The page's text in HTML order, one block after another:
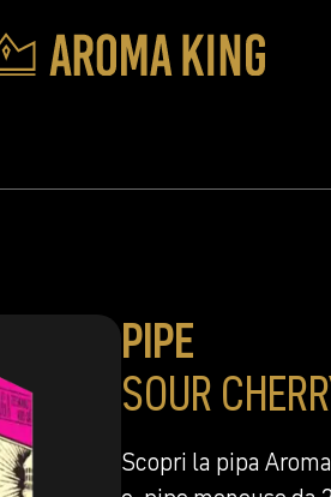
PIPE
SOUR
Scopri la pipa